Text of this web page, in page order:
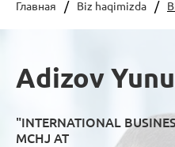
Главная Biz haqimizda
Adizov
"INTERNATIONAL
MCHJ АТ